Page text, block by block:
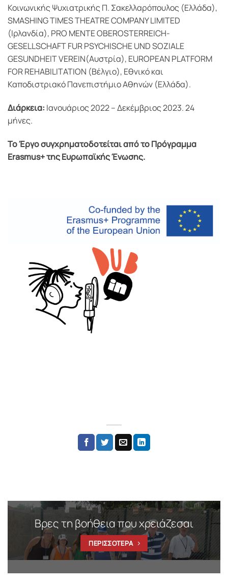
Κοινωνικής Ψυχιατρικής Π. Σακελλαρόπουλος (Ελλάδα),
SMASHING TIMES THEATRE COMPANY LIMITED
(Ιρλανδία), PRO MENTE OBEROSTERREICH-
GESELLSCHAFT FUR PSYCHISCHE UND SOZIALE
GESUNDHEIT VEREIN(Αυστρία), EUROPEAN PLATFORM
FOR REHABILITATION (Βέλγιο), Εθνικό και
Καποδιστριακό Πανεπιστήμιο Αθηνών (Ελλάδα).
Διάρκεια: Ιανουάριος 2022 – Δεκέμβριος 2023. 24
μήνες.
Το Έργο συγχρηματοδοτείται από το Πρόγραμμα
Erasmus+ της Ευρωπαϊκής Ένωσης.
Βρες τη βοήθεια που χρειάζεσαι
ΠΕΡΙΣΣΟΤΕΡΑ